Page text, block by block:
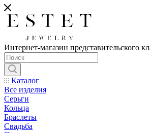
Интернет-магазин представительского
Каталог
Все изделия
Серьги
Кольца
Браслеты
Свадьба